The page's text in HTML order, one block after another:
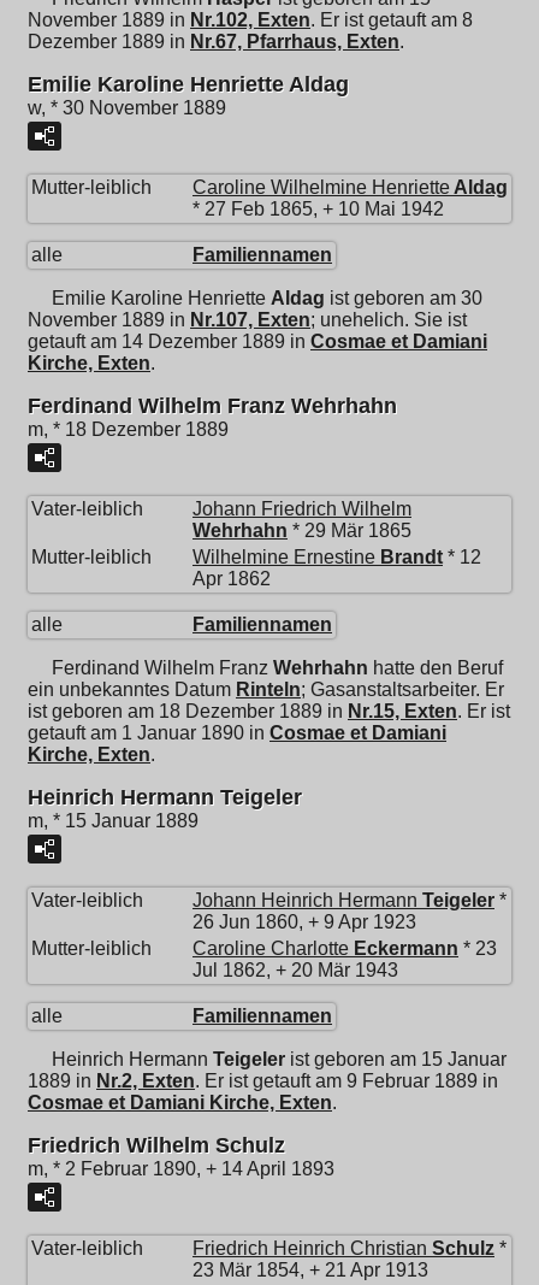
November 1889 in Nr.102, Exten. Er ist getauft am 8
Dezember 1889 in Nr.67, Pfarrhaus, Exten.
Emilie Karoline Henriette Aldag
w, * 30 November 1889
Mutter-leiblich Caroline Wilhelmine Henriette Aldag
* 27 Feb 1865, + 10 Mai 1942
alle Familiennamen
Emilie Karoline Henriette Aldag ist geboren am 30
November 1889 in Nr.107, Exten; unehelich. Sie ist
getauft am 14 Dezember 1889 in Cosmae et Damiani
Kirche, Exten.
Ferdinand Wilhelm Franz Wehrhahn
m, * 18 Dezember 1889
Vater-leiblich
Johann Friedrich Wilhelm
Wehrhahn * 29 Mär 1865
Mutter-leiblich
Wilhelmine Ernestine Brandt * 12
Apr 1862
alle Familiennamen
Ferdinand Wilhelm Franz Wehrhahn hatte den Beruf
ein unbekanntes Datum Rinteln; Gasanstaltsarbeiter. Er
ist geboren am 18 Dezember 1889 in Nr.15, Exten. Er ist
getauft am 1 Januar 1890 in Cosmae et Damiani
Kirche, Exten.
Heinrich Hermann Teigeler
m, * 15 Januar 1889
Vater-leiblich Johann Heinrich Hermann Teigeler *
26 Jun 1860, + 9 Apr 1923
Mutter-leiblich
Caroline Charlotte Eckermann * 23
Jul 1862, + 20 Mär 1943
alle Familiennamen
Heinrich Hermann Teigeler ist geboren am 15 Januar
1889 in Nr.2, Exten. Er ist getauft am 9 Februar 1889 in
Cosmae et Damiani Kirche, Exten.
Friedrich Wilhelm Schulz
m, * 2 Februar 1890, + 14 April 1893
Vater-leiblich Friedrich Heinrich Christian Schulz *
23 Mär 1854, + 21 Apr 1913